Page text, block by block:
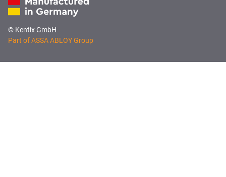
© Kentix GmbH
Part of ASSA ABLOY Group